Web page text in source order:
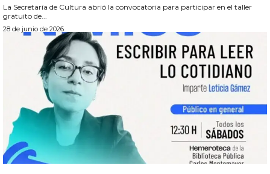
La Secretaría de Cultura abrió la convocatoria para participar en el taller
gratuito de...
28 de junio de 2026